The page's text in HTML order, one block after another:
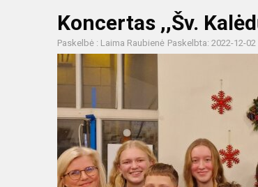
Koncertas ,,Šv.
Paskelbė : Laima Raubienė Paskelbta: 2022-12-02